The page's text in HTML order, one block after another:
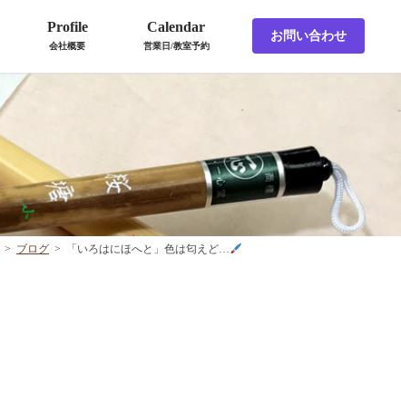
Profile
会社概要
Calendar
営業日/教室予約
お問い合わせ
> ブログ > 「いろはにほへと」色は匂えど…